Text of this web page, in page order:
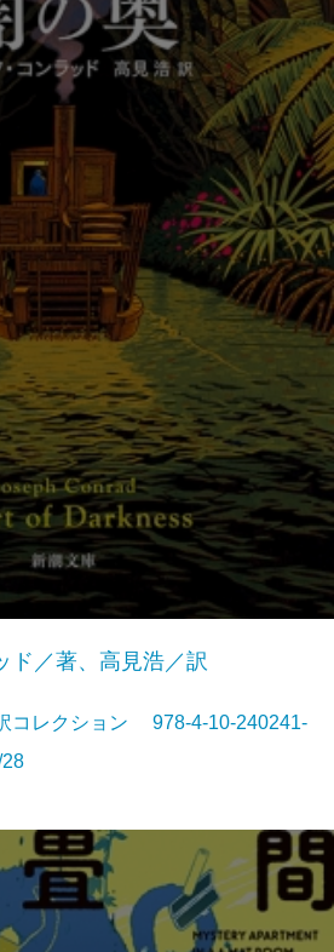
ド／著、高見浩／訳
コレクション 978-4-10-240241-